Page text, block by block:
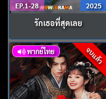
EP.1-28 2025
รักเธอที่สุดเลย
จบแล้ว
พากย์ไทย